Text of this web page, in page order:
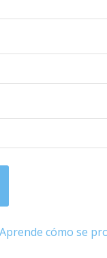
Aprende cómo se